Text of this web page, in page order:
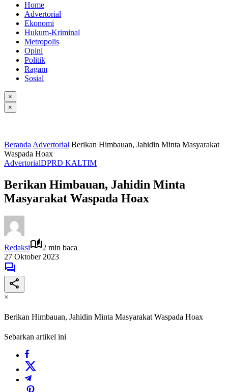
Home
Advertorial
Ekonomi
Hukum-Kriminal
Metropolis
Opini
Politik
Ragam
Sosial
×
×
Beranda Advertorial Berikan Himbauan, Jahidin Minta Masyarakat
Waspada Hoax
AdvertorialDPRD KALTIM
Berikan Himbauan, Jahidin Minta
Masyarakat Waspada Hoax
Redaksi
2 min baca
27 Oktober 2023
×
Berikan Himbauan, Jahidin Minta Masyarakat Waspada Hoax
Sebarkan artikel ini